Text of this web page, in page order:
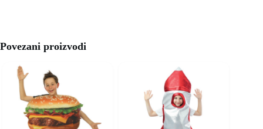
Povezani proizvodi